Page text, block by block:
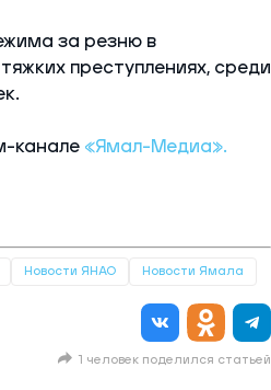
за резню в
преступлениях, среди
канале«Ямал-Медиа».
Новости ЯНАО Новости Ямала
1 человек поделился статьей